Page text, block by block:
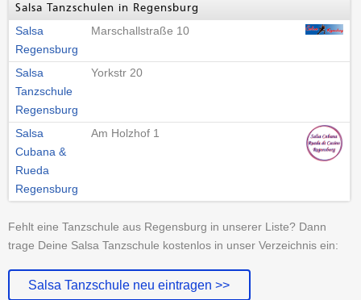
Salsa Tanzschulen in Regensburg
Salsa
Regensburg
Marschallstraße 10
Salsa
Tanzschule
Regensburg
Yorkstr 20
Salsa
Cubana &
Rueda
Regensburg
Am Holzhof 1
Fehlt eine Tanzschule aus Regensburg in unserer Liste? Dann
trage Deine Salsa Tanzschule kostenlos in unser Verzeichnis ein:
Salsa Tanzschule neu eintragen >>